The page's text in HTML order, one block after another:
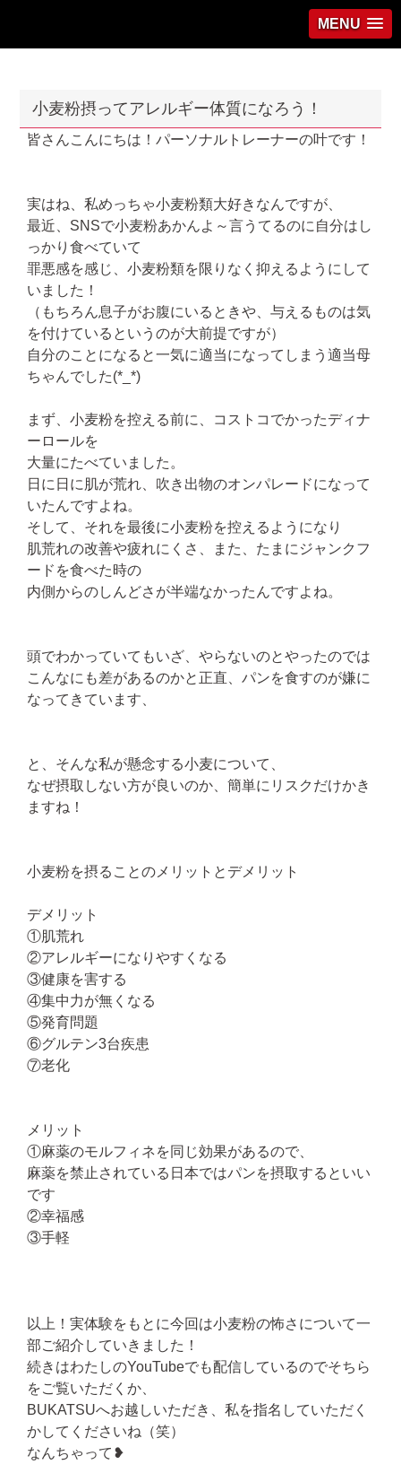
MENU
小麦粉摂ってアレルギー体質になろう！
皆さんこんにちは！パーソナルトレーナーの叶です！
実はね、私めっちゃ小麦粉類大好きなんですが、
最近、SNSで小麦粉あかんよ～言うてるのに自分はし
っかり食べていて
罪悪感を感じ、小麦粉類を限りなく抑えるようにして
いました！
（もちろん息子がお腹にいるときや、与えるものは気
を付けているというのが大前提ですが）
自分のことになると一気に適当になってしまう適当母
ちゃんでした(*_*)
まず、小麦粉を控える前に、コストコでかったディナ
ーロールを
大量にたべていました。
日に日に肌が荒れ、吹き出物のオンパレードになって
いたんですよね。
そして、それを最後に小麦粉を控えるようになり
肌荒れの改善や疲れにくさ、また、たまにジャンクフ
ードを食べた時の
内側からのしんどさが半端なかったんですよね。
頭でわかっていてもいざ、やらないのとやったのでは
こんなにも差があるのかと正直、パンを食すのが嫌に
なってきています、
と、そんな私が懸念する小麦について、
なぜ摂取しない方が良いのか、簡単にリスクだけかき
ますね！
小麦粉を摂ることのメリットとデメリット
デメリット
①肌荒れ
②アレルギーになりやすくなる
③健康を害する
④集中力が無くなる
⑤発育問題
⑥グルテン3台疾患
⑦老化
メリット
①麻薬のモルフィネを同じ効果があるので、
麻薬を禁止されている日本ではパンを摂取するといい
です
②幸福感
③手軽
以上！実体験をもとに今回は小麦粉の怖さについて一
部ご紹介していきました！
続きはわたしのYouTubeでも配信しているのでそちら
をご覧いただくか、
BUKATSUへお越しいただき、私を指名していただく
かしてくださいね（笑）
なんちゃって❥